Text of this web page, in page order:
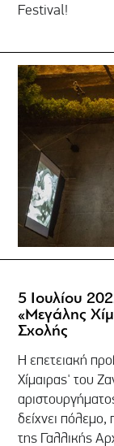
Festival!
5 Ιουλίου
«Μεγάλης
Σχολής
Η επετειακή
Χίμαιρας' του
δείχνει
της Γαλλικής